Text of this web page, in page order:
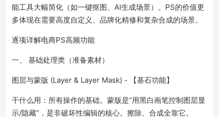
能工具大幅简化（如一键抠图、AI生成场景）。PS的价值更
多体现在需要高度自定义、品牌化精修和复杂合成的场景。
逐项详解电商PS高频功能
一、 基础处理类（准备素材）
图层与蒙版 (Layer & Layer Mask) - 【基石功能】
干什么用：所有操作的基础。蒙版是“用黑白画笔控制图层显
示/隐藏”，是非破坏性编辑的核心。擦除、合成全靠它。